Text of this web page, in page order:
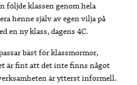
följde klassen genom hela
henne själv av egen vilja på
en ny klass, dagens 4C.
bäst för klassmormor,
är fint att det inte finns något
är ytterst informell.